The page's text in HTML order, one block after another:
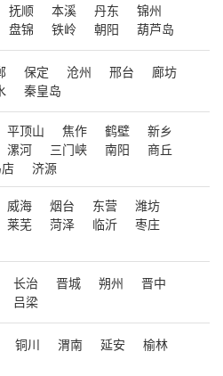
抚顺 本溪 丹东
锦州
盘锦 铁岭 朝阳 葫芦岛
保定 沧州 邢台
廊坊
秦皇岛
平顶山 焦作 鹤壁
新乡
漯河 三门峡 南阳
商丘
济源
威海 烟台 东营
潍坊
莱芜 菏泽 临沂
枣庄
长治 晋城 朔州
晋中
吕梁
铜川 渭南 延安
榆林